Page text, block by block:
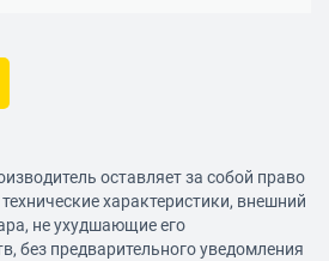
оставляет за собой право
характеристики, внешний
не ухудшающие его
без предварительного уведомления